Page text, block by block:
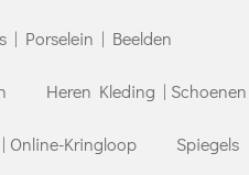
| Porselein | Beelden
Heren Kleding | Schoenen
Online-Kringloop Spiegels